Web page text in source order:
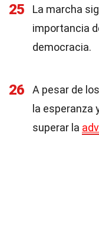
25
La marcha
importancia
democracia.
26
A pesar de
la esperanza
superar la